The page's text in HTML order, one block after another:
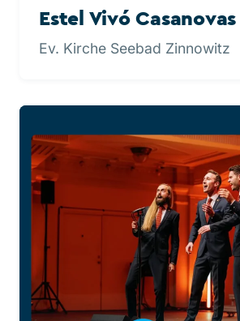
Estel Vivó Casanovas
Ev. Kirche Seebad Zinnowitz